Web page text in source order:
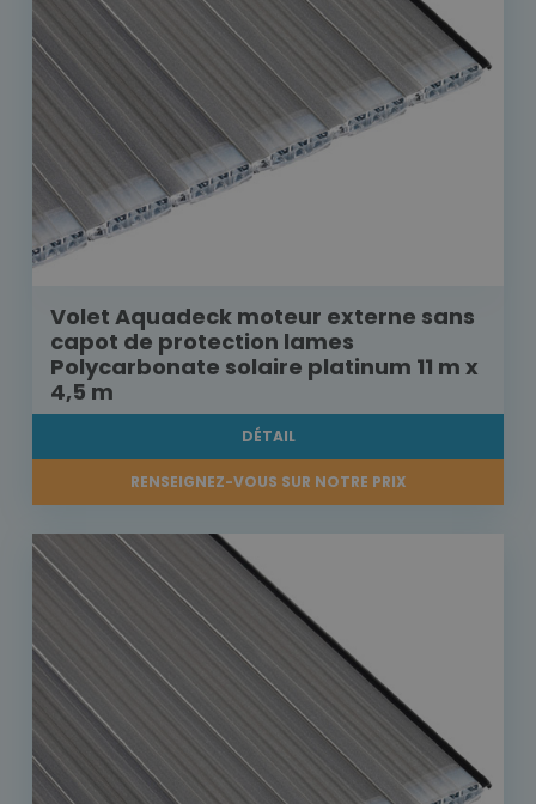
Volet Aquadeck moteur externe sans
capot de protection lames
Polycarbonate solaire platinum 11 m x
4,5 m
DÉTAIL
RENSEIGNEZ-VOUS SUR NOTRE PRIX